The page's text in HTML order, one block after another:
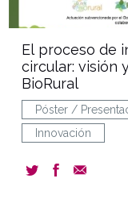
El proceso de
circular: visión
BioRural
Póster /
Innovación